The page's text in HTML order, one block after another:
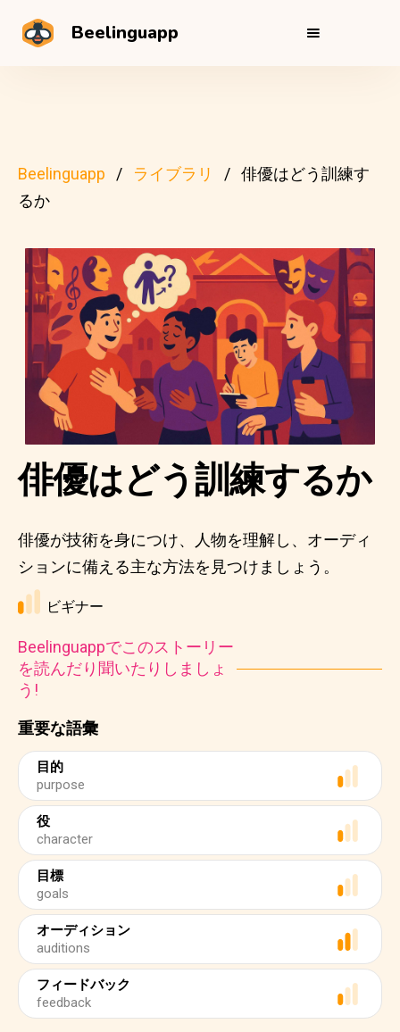
Beelinguapp
Beelinguapp ライブラリ
俳優はどう訓練す
るか
重要な語彙
目的
purpose
役
character
目標
goals
オーディション
auditions
フィードバック
feedback
俳優はどう訓練するか
俳優が技術を身につけ、人物を理解し、オーディ
ションに備える主な方法を見つけましょう。
ビギナー
Beelinguappでこのストーリー
を読んだり聞いたりしましょ
う!